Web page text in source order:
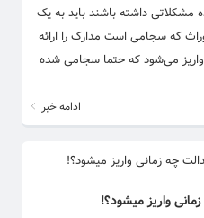
مشکلاتی داشته باشند باید به یک
که سجامی است مدارک را ارائه
می‌شود که حتما سجامی شده
ادامه خبر
واریز میشود؟!